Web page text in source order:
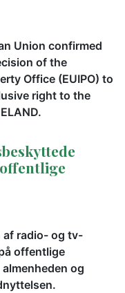
Union confirmed
of the
Office (EUIPO) to
right to the
af radio- og tv-
offentlige
og